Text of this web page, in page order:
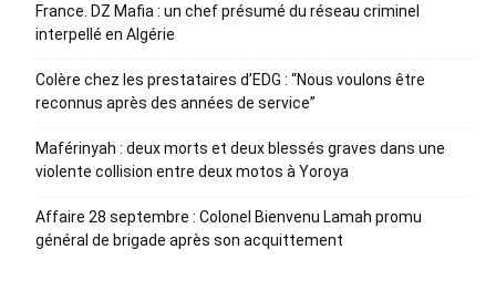
France. DZ Mafia : un chef présumé du réseau criminel
interpellé en Algérie
Colère chez les prestataires d’EDG : “Nous voulons être
reconnus après des années de service”
Maférinyah : deux morts et deux blessés graves dans une
violente collision entre deux motos à Yoroya
Affaire 28 septembre : Colonel Bienvenu Lamah promu
général de brigade après son acquittement